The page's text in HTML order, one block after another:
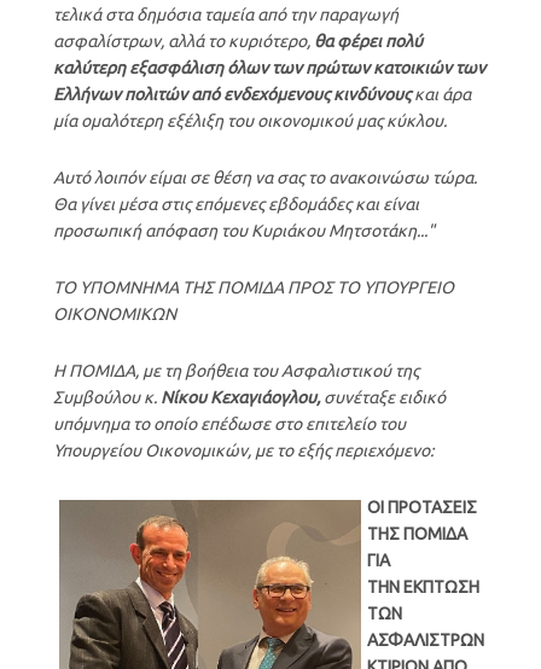
τελικά στα δημόσια ταμεία από την παραγωγή
ασφαλίστρων, αλλά το κυριότερο, θα φέρει πολύ
καλύτερη εξασφάλιση όλων των πρώτων κατοικιών των
Ελλήνων πολιτών από ενδεχόμενους κινδύνουςκαι άρα
μία ομαλότερη εξέλιξη του οικονομικού μας κύκλου.
Αυτό λοιπόν είμαι σε θέση να σας το ανακοινώσω τώρα.
Θα γίνει μέσα στις επόμενες εβδομάδες και είναι
προσωπική απόφαση του Κυριάκου Μητσοτάκη..."
ΤΟ ΥΠΟΜΝΗΜΑ ΤΗΣ ΠΟΜΙΔΑ ΠΡΟΣ ΤΟ ΥΠΟΥΡΓΕΙΟ
ΟΙΚΟΝΟΜΙΚΩΝ
Η ΠΟΜΙΔΑ, με τη βοήθεια του Ασφαλιστικού της
Συμβούλου κ. Νίκου Κεχαγιάογλου,συνέταξε ειδικό
υπόμνημα το οποίο επέδωσε στο επιτελείο του
Υπουργείου Οικονομικών, με το εξής περιεχόμενο:
OI ΠΡΟΤΑΣΕΙΣ
ΤΗΣ ΠΟΜΙΔΑ
ΓΙΑ
ΤΗΝ ΕΚΠΤΩΣΗ
ΤΩΝ
ΑΣΦΑΛΙΣΤΡΩΝ